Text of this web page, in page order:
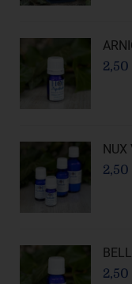
2,50
NUX
2,50
2,50